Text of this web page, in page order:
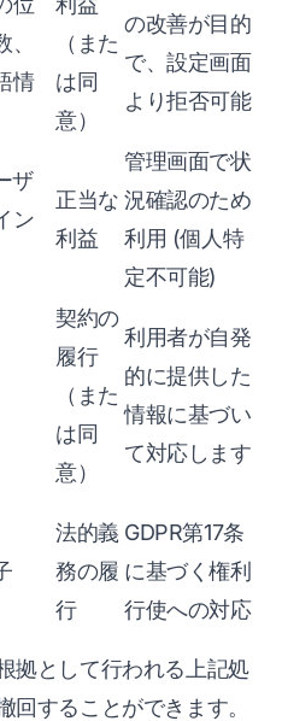
情
（また
は同
意）
の改善が目的
で、設定画面
より拒否可能
ザ
ン
正当な
利益
管理画面で状
況確認のため
利用 (個人特
定不可能)
契約の
履行
（また
は同
意）
利用者が自発
的に提供した
情報に基づい
て対応します
法的義
務の履
行
GDPR第17条
に基づく権利
行使への対応
拠として行われる上記処
することができます。